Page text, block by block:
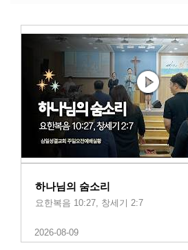
하나님의 숨소리
요한복음 10:27, 창세기 2:7
2026-08-09